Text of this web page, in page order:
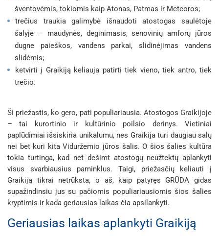
šventovėmis, tokiomis kaip Atonas, Patmas ir Meteoros;
trečius traukia galimybė išnaudoti atostogas saulėtoje
šalyje – maudynės, deginimasis, senovinių amforų jūros
dugne paieškos, vandens parkai, slidinėjimas vandens
slidėmis;
ketvirti į Graikiją keliauja patirti tiek vieno, tiek antro, tiek
trečio.
Ši priežastis, ko gero, pati populiariausia. Atostogos Graikijoje
– tai kurortinio ir kultūrinio poilsio derinys. Vietiniai
paplūdimiai išsiskiria unikalumu, nes Graikija turi daugiau salų
nei bet kuri kita Viduržemio jūros šalis. O šios šalies kultūra
tokia turtinga, kad net dešimt atostogų neužtektų aplankyti
visus svarbiausius paminklus. Taigi, priežasčių keliauti į
Graikiją tikrai netrūksta, o aš, kaip patyręs GRŪDA gidas
supažindinsiu jus su pačiomis populiariausiomis šios šalies
kryptimis ir kada geriausias laikas čia apsilankyti.
Geriausias laikas aplankyti Graikiją